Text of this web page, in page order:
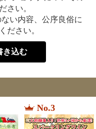
さい。
い内容、公序良俗に
ださい。
き込む
No.3